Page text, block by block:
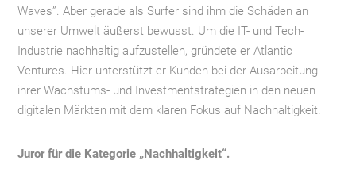
Waves”. Aber gerade als Surfer sind ihm die Schäden an
unserer Umwelt äußerst bewusst. Um die IT- und Tech-
Industrie nachhaltig aufzustellen, gründete er Atlantic
Ventures. Hier unterstützt er Kunden bei der Ausarbeitung
ihrer Wachstums- und Investmentstrategien in den neuen
digitalen Märkten mit dem klaren Fokus auf Nachhaltigkeit.
Juror für die Kategorie „Nachhaltigkeit“.